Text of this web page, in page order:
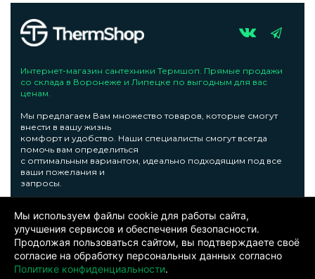
Интернет-магазин сантехники Термшоп. Прямые продажи
со склада в Воронеже и Липецке по выгодным для вас
ценам.
Мы предлагаем Вам множество товаров, которые смогут
внести в вашу жизнь
комфорт и удобство. Наши специалисты смогут всегда
помочь вам определиться
с оптимальным вариантом, идеально подходящим под все
ваши пожелания и
запросы.
(территория бывшего экскаваторного завода)
График работы:
Понедельник - Пятница: с 09.00 до 18.00
Суббота: с 10.00 до 14.00
Воскресенье: выходной
Мы используем файлы cookie для работы сайта,
улучшения сервисов и обеспечения безопасности.
Продолжая пользоваться сайтом, вы подтверждаете своё
согласие на обработку персональных данных согласно
Политике конфиденциальности.